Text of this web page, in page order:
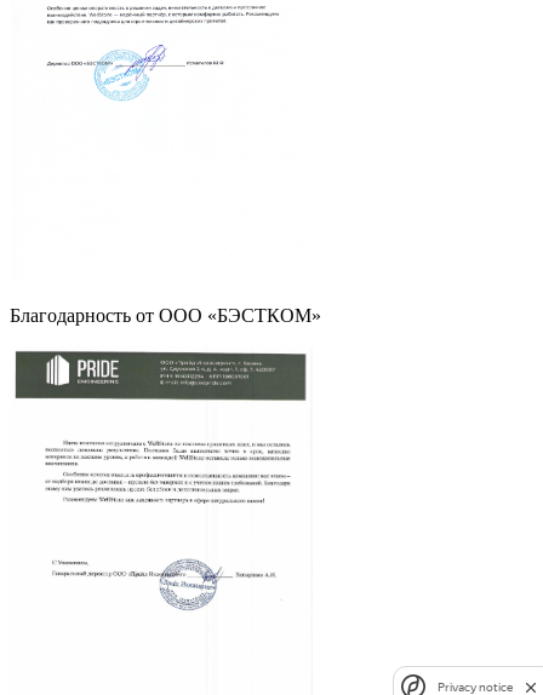
Благодарность от ООО «БЭСТКОМ»
Privacy notice